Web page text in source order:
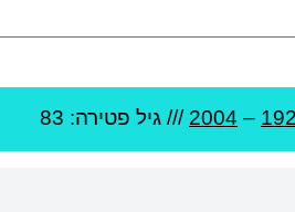
–
2004 /// גיל פטירה: 83